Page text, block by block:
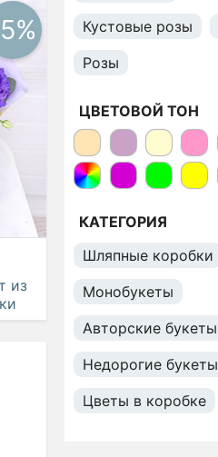
из
Кустовые розы
Розы
ЦВЕТОВОЙ ТОН
КАТЕГОРИЯ
Шляпные коробки
Монобукеты
Авторские букеты
Недорогие букеты
Цветы в коробке